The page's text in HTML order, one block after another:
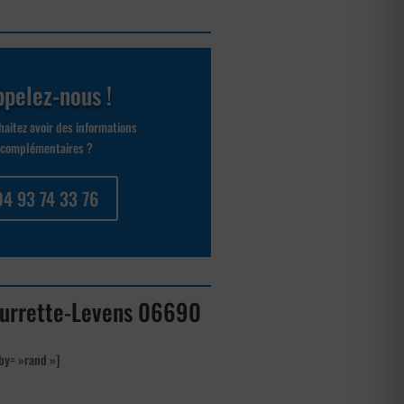
nous !
avoir des informations
complémentaires ?
93 74 33 76
Levens 06690
»rand »]